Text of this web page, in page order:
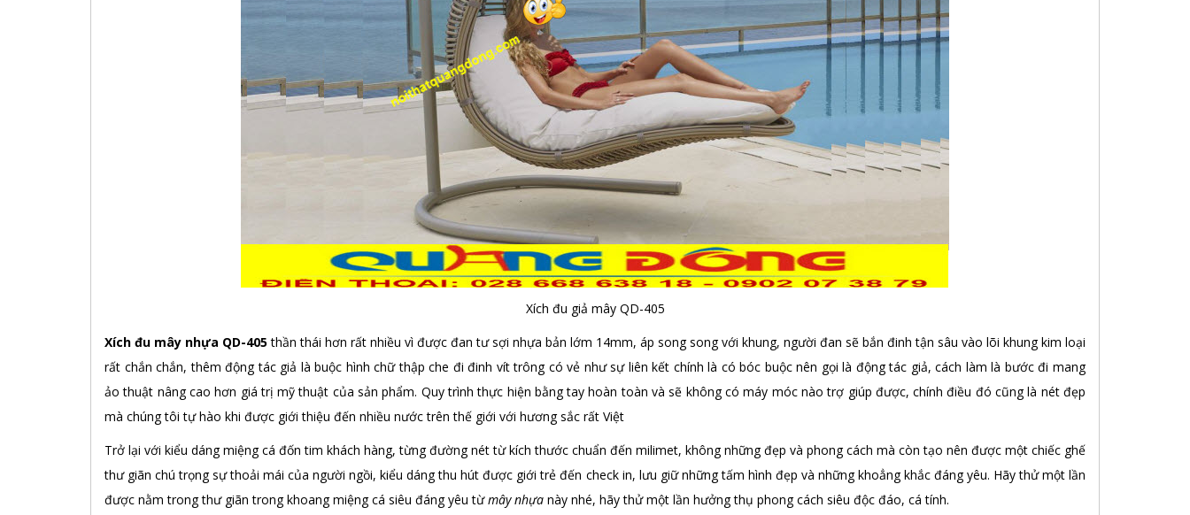
Xích đu giả mây QD-405
Xích đu mây nhựa QD-405thần thái hơn rất nhiều vì được đan tư sợi nhựa bản lớm 14mm, áp song song với khung, người đan sẽ bắn đinh tận sâu vào lõi khung kim loại
rất chắn chắn, thêm động tác giả là buộc hình chữ thập che đi đinh vít trông có vẻ như sự liên kết chính là có bóc buộc nên gọi là động tác giả, cách làm là bước đi mang
ảo thuật nâng cao hơn giá trị mỹ thuật của sản phẩm. Quy trình thực hiện bằng tay hoàn toàn và sẽ không có máy móc nào trợ giúp được, chính điều đó cũng là nét đẹp
mà chúng tôi tự hào khi được giới thiệu đến nhiều nước trên thế giới với hương sắc rất Việt
Trở lại với kiểu dáng miệng cá đốn tim khách hàng, từng đường nét từ kích thước chuẩn đến milimet, không những đẹp và phong cách mà còn tạo nên được một chiếc ghế
thư giãn chú trọng sự thoải mái của người ngồi, kiểu dáng thu hút được giới trẻ đến check in, lưu giữ những tấm hình đẹp và những khoẳng khắc đáng yêu. Hãy thử một lần
được nằm trong thư giãn trong khoang miệng cá siêu đáng yêu từmây nhựa này nhé, hãy thử một lần hưởng thụ phong cách siêu độc đáo, cá tính.